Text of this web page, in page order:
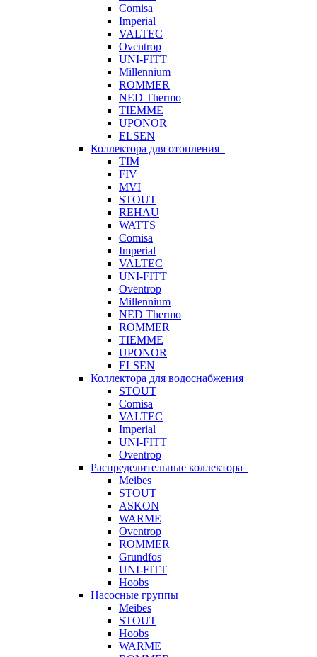
Comisa
Imperial
VALTEC
Oventrop
UNI-FITT
Millennium
ROMMER
NED Thermo
TIEMME
UPONOR
ELSEN
Коллектора для отопления
TIM
FIV
MVI
STOUT
REHAU
WATTS
Comisa
Imperial
VALTEC
UNI-FITT
Oventrop
Millennium
NED Thermo
ROMMER
TIEMME
UPONOR
ELSEN
Коллектора для водоснабжения
STOUT
Comisa
VALTEC
Imperial
UNI-FITT
Oventrop
Распределительные коллектора
Meibes
STOUT
ASKON
WARME
Oventrop
ROMMER
Grundfos
UNI-FITT
Hoobs
Насосные группы
Meibes
STOUT
Hoobs
WARME